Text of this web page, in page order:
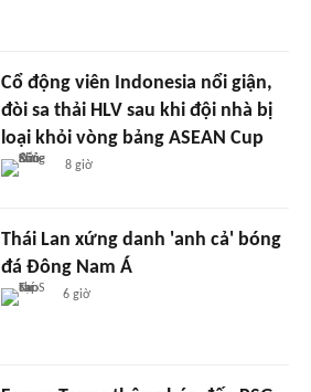
Cổ động viên Indonesia nổi giận,
đòi sa thải HLV sau khi đội nhà bị
loại khỏi vòng bảng ASEAN Cup
8 giờ
Thái Lan xứng danh 'anh cả' bóng
đá Đông Nam Á
6 giờ